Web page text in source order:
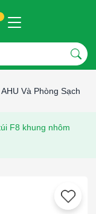
Và Phòng Sạch
F8 khung nhôm